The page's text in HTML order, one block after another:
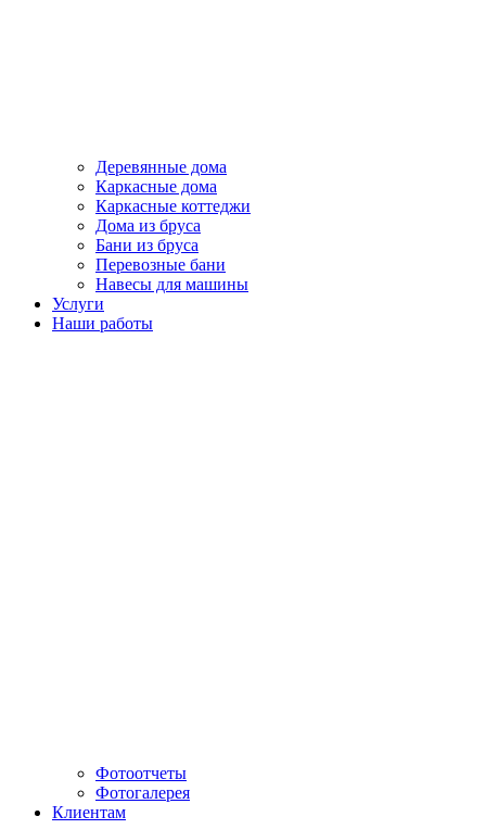
Деревянные дома
Каркасные дома
Каркасные коттеджи
Дома из бруса
Бани из бруса
Перевозные бани
Навесы для машины
Услуги
Наши работы
Фотоотчеты
Фотогалерея
Клиентам